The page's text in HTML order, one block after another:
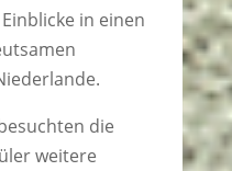
in einen
die
weitere